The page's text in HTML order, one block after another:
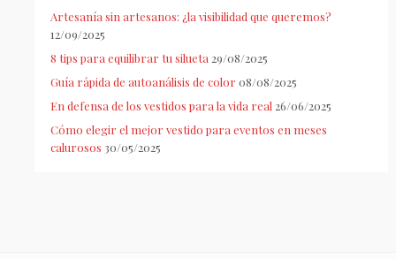
Artesanía sin artesanos: ¿la visibilidad que queremos?
12/09/2025
8 tips para equilibrar tu silueta 29/08/2025
Guía rápida de autoanálisis de color 08/08/2025
En defensa de los vestidos para la vida real 26/06/2025
Cómo elegir el mejor vestido para eventos en meses
calurosos 30/05/2025